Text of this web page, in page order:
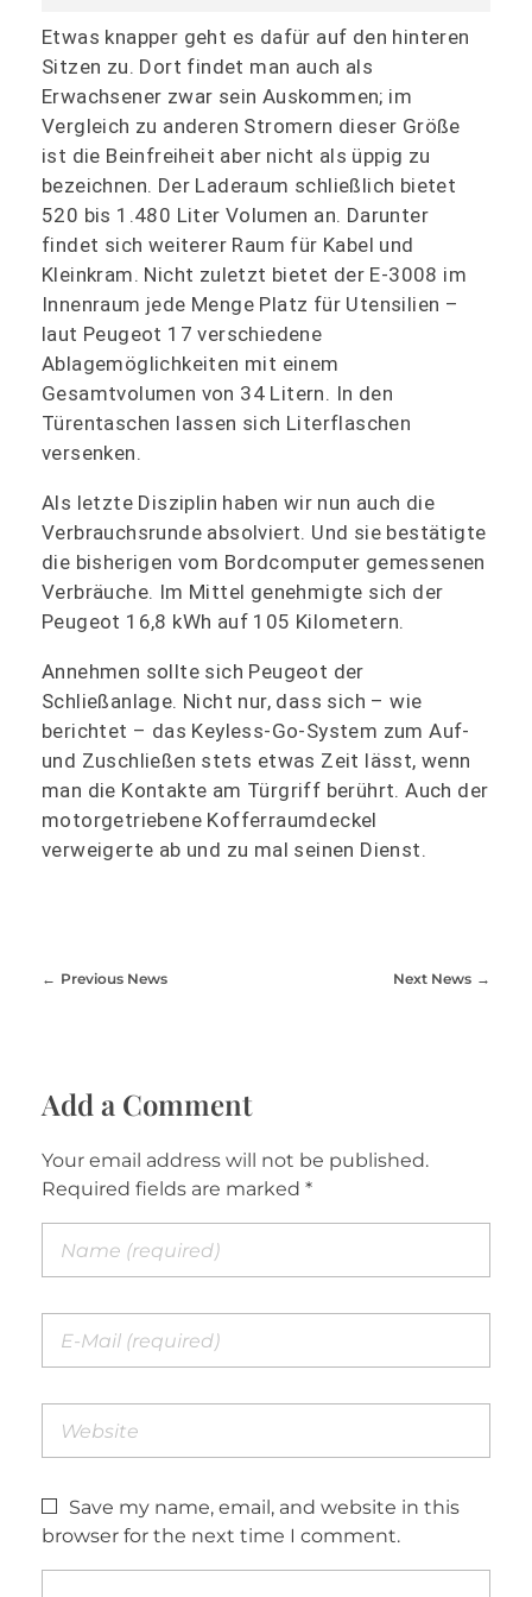
Etwas knapper geht es dafür auf den hinteren
Sitzen zu. Dort findet man auch als
Erwachsener zwar sein Auskommen; im
Vergleich zu anderen Stromern dieser Größe
ist die Beinfreiheit aber nicht als üppig zu
bezeichnen. Der Laderaum schließlich bietet
520 bis 1.480 Liter Volumen an. Darunter
findet sich weiterer Raum für Kabel und
Kleinkram. Nicht zuletzt bietet der E-3008 im
Innenraum jede Menge Platz für Utensilien –
laut Peugeot 17 verschiedene
Ablagemöglichkeiten mit einem
Gesamtvolumen von 34 Litern. In den
Türentaschen lassen sich Literflaschen
versenken.
Als letzte Disziplin haben wir nun auch die
Verbrauchsrunde absolviert. Und sie bestätigte
die bisherigen vom Bordcomputer gemessenen
Verbräuche. Im Mittel genehmigte sich der
Peugeot 16,8 kWh auf 105 Kilometern.
Annehmen sollte sich Peugeot der
Schließanlage. Nicht nur, dass sich – wie
berichtet – das Keyless-Go-System zum Auf-
und Zuschließen stets etwas Zeit lässt, wenn
man die Kontakte am Türgriff berührt. Auch der
motorgetriebene Kofferraumdeckel
verweigerte ab und zu mal seinen Dienst.
Previous News Next News
Add a Comment
Your email address will not be published.
Required fields are marked *
Save my name, email, and website in this
browser for the next time I comment.